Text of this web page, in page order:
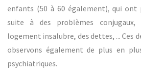
enfants (50 à 60 également), qui ont
suite à des problèmes conjugaux,
logement insalubre, des dettes, ... Ces
observons également de plus en
psychiatriques.